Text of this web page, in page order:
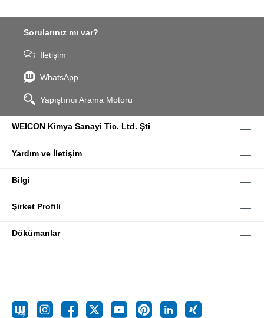
Sorularınız mı var?
İletişim
WhatsApp
Yapıştırıcı Arama Motoru
WEICON Kimya Sanayi Tic. Ltd. Şti
Yardım ve İletişim
Bilgi
Şirket Profili
Dökümanlar